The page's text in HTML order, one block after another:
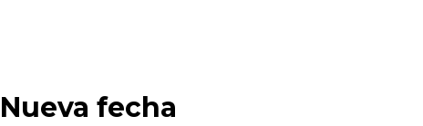
Nueva fecha